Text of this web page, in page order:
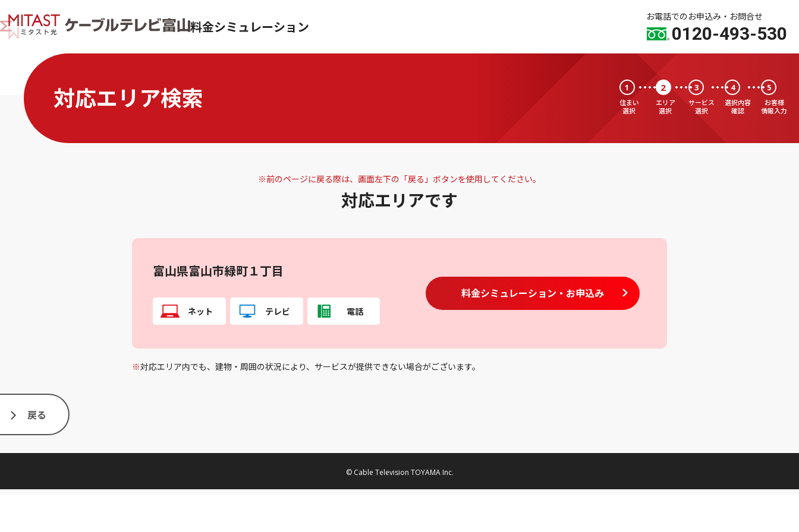
料金シミュレーション
お電話でのお申込み・お問合せ
0120-493-530
対応エリア検索 1
住まい
選択
2
エリア
選択
3
サービス
選択
4
選択内容
確認
5
お客様
情報入力
※前のページに戻る際は、画面左下の「戻る」ボタンを使用してください。
対応エリアです
富山県富山市緑町１丁目
ネット テレビ 電話
料金シミュレーション ・お申込み
※対応エリア内でも、建物・周囲の状況により、サービスが提供できない場合がございます。
戻る
© Cable Television TOYAMA Inc.